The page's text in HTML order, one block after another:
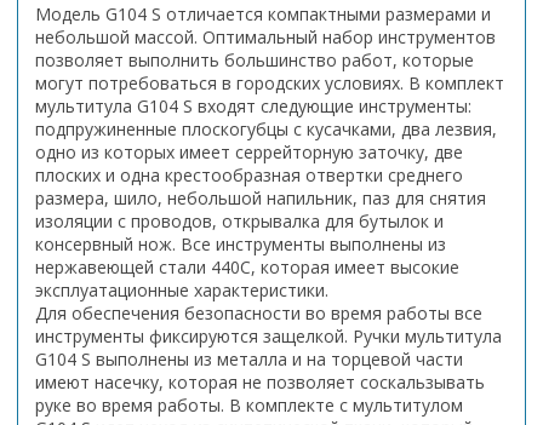
Модель G104 S отличается компактными размерами и
небольшой массой. Оптимальный набор инструментов
позволяет выполнить большинство работ, которые
могут потребоваться в городских условиях. В комплект
мультитула G104 S входят следующие инструменты:
подпружиненные плоскогубцы с кусачками, два лезвия,
одно из которых имеет серрейторную заточку, две
плоских и одна крестообразная отвертки среднего
размера, шило, небольшой напильник, паз для снятия
изоляции с проводов, открывалка для бутылок и
консервный нож. Все инструменты выполнены из
нержавеющей стали 440С, которая имеет высокие
эксплуатационные характеристики.
Для обеспечения безопасности во время работы все
инструменты фиксируются защелкой. Ручки мультитула
G104 S выполнены из металла и на торцевой части
имеют насечку, которая не позволяет соскальзывать
руке во время работы. В комплекте с мультитулом